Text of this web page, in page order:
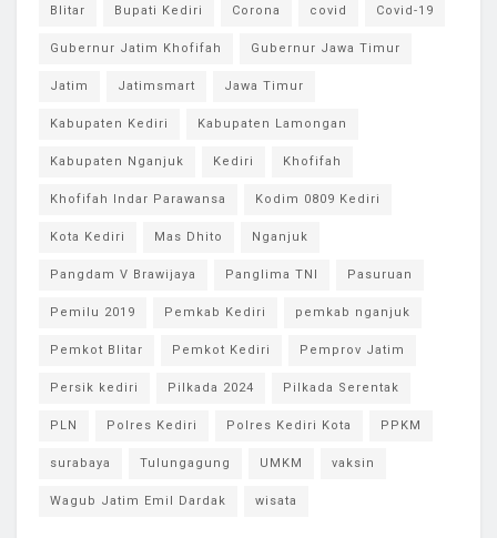
Blitar Bupati Kediri Corona covid Covid-19
Gubernur Jatim Khofifah Gubernur Jawa Timur
Jatim Jatimsmart Jawa Timur
Kabupaten Kediri Kabupaten Lamongan
Kabupaten Nganjuk Kediri Khofifah
Khofifah Indar Parawansa Kodim 0809 Kediri
Kota Kediri Mas Dhito Nganjuk
Pangdam V Brawijaya Panglima TNI Pasuruan
Pemilu 2019 Pemkab Kediri pemkab nganjuk
Pemkot Blitar Pemkot Kediri Pemprov Jatim
Persik kediri Pilkada 2024 Pilkada Serentak
PLN Polres Kediri Polres Kediri Kota PPKM
surabaya Tulungagung UMKM vaksin
Wagub Jatim Emil Dardak wisata